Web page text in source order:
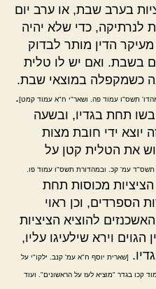
בערב שבת, או ערב יום
לנרתיקה, כדי שלא יהיה
הדין מותר לבדוק
בשבת. ואם יש לו טלית
כשמקפלה במוצאי שבת.
תשס"ו עמוד פה. ושאר"י ח"א עמוד קמט].
תחת בגדיו, ובשעה
יוצא ידי חובת מצות
את הטלית קטן על
תשס"ד עמ' קכ. ובמהדורת תשס"ו עמוד פו.
הציציות מכוסות תחת
הספרדים, וכן ראוי
להוציא הציציות
וירא שילעיגו עליו,
[שארית יוסף ח"א עמ' קנב. ילקו"י על
קכו בגדר "מוציא לעז על הראשונים". ועוד